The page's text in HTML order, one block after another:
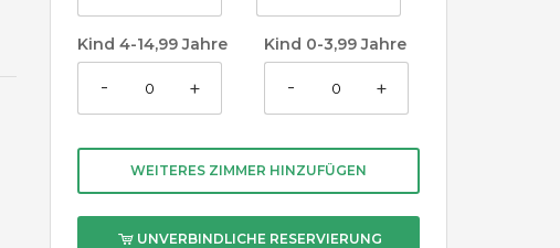
Kind 4-14,99 Jahre
- +
Kind 0-3,99 Jahre
- +
WEITERES ZIMMER HINZUFÜGEN
UNVERBINDLICHE RESERVIERUNG